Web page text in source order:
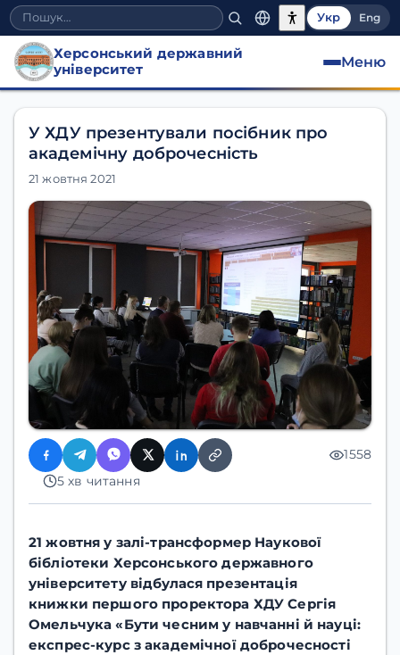
Укр Eng
Херсонський державний
університет
Меню
У ХДУ презентували посібник про
академічну доброчесність
21 жовтня 2021
1558
5 хв читання
21 жовтня у залі-трансформер Наукової
бібліотеки Херсонського державного
університету відбулася презентація
книжки першого проректора ХДУСергія
Омельчука «Бути чесним у навчанні й науці:
експрес-курс з академічної доброчесності